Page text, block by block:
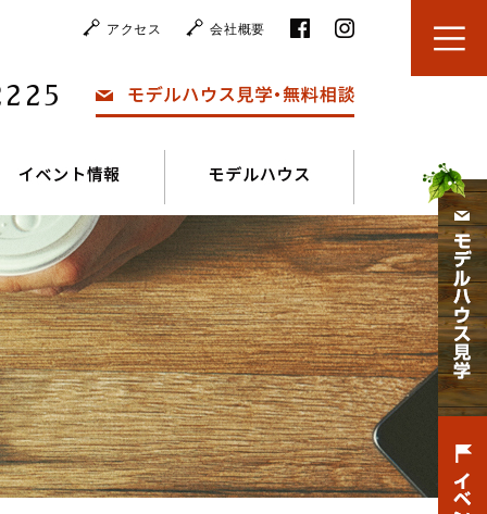
アクセス 会社概要